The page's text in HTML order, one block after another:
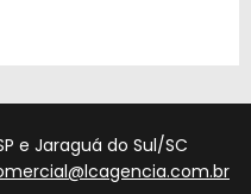
e Jaraguá do Sul/SC